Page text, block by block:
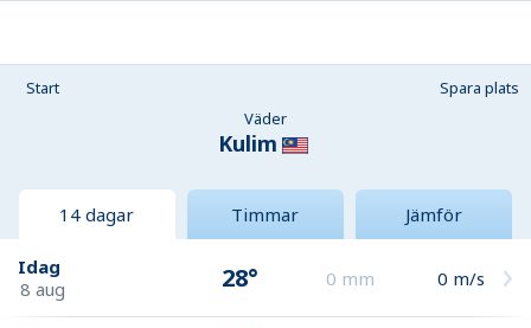
Start
Spara plats
Väder
Kulim
14 dagar Timmar Jämför
Idag
8 aug
28° 0 mm 0 m/s